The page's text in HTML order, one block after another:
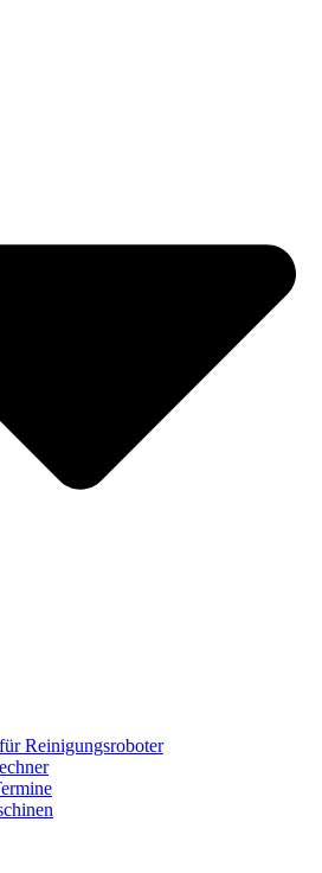
Reinigungsroboter